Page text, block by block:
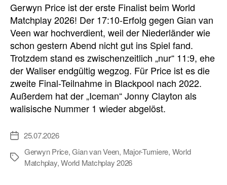
Gerwyn Price ist der erste Finalist beim World
Matchplay 2026! Der 17:10-Erfolg gegen Gian van
Veen war hochverdient, weil der Niederländer wie
schon gestern Abend nicht gut ins Spiel fand.
Trotzdem stand es zwischenzeitlich „nur“ 11:9, ehe
der Waliser endgültig wegzog. Für Price ist es die
zweite Final-Teilnahme in Blackpool nach 2022.
Außerdem hat der „Iceman“ Jonny Clayton als
walisische Nummer 1 wieder abgelöst.
Veröffentlichungsdatum
25.07.2026
Schlagwörter
Gerwyn Price,Gian van Veen, Major-Turniere, World
Matchplay,World Matchplay 2026